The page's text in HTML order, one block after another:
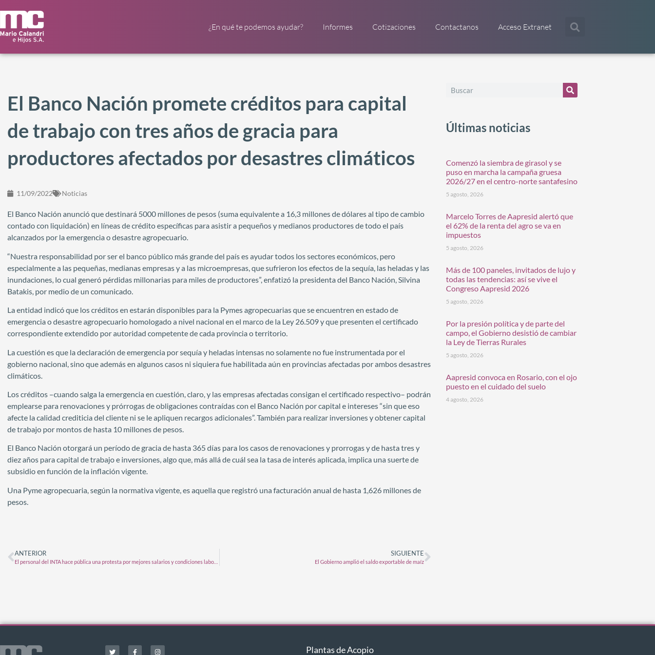
¿En qué te podemos ayudar? Informes Cotizaciones Contactanos Acceso Extranet
El Banco Nación promete créditos para capital
de trabajo con tres años de gracia para
productores afectados por desastres climáticos
11/09/2022 Noticias
El Banco Nación anunció que destinará 5000 millones de pesos (suma equivalente a 16,3 millones de dólares al tipo de cambio
contado con liquidación) en líneas de crédito específicas para asistir a pequeños y medianos productores de todo el país
alcanzados por la emergencia o desastre agropecuario.
“Nuestra responsabilidad por ser el banco público más grande del país es ayudar todos los sectores económicos, pero
especialmente a las pequeñas, medianas empresas y a las microempresas, que sufrieron los efectos de la sequía, las heladas y las
inundaciones, lo cual generó pérdidas millonarias para miles de productores”, enfatizó la presidenta del Banco Nación, Silvina
Batakis, por medio de un comunicado.
La entidad indicó que los créditos en estarán disponibles para la Pymes agropecuarias que se encuentren en estado de
emergencia o desastre agropecuario homologado a nivel nacional en el marco de la Ley 26.509 y que presenten el certificado
correspondiente extendido por autoridad competente de cada provincia o territorio.
La cuestión es que la declaración de emergencia por sequía y heladas intensas no solamente no fue instrumentada por el
gobierno nacional, sino que además en algunos casos ni siquiera fue habilitada aún en provincias afectadas por ambos desastres
climáticos.
Los créditos –cuando salga la emergencia en cuestión, claro, y las empresas afectadas consigan el certificado respectivo– podrán
emplearse para renovaciones y prórrogas de obligaciones contraídas con el Banco Nación por capital e intereses “sin que eso
afecte la calidad crediticia del cliente ni se le apliquen recargos adicionales”. También para realizar inversiones y obtener capital
de trabajo por montos de hasta 10 millones de pesos.
El Banco Nación otorgará un período de gracia de hasta 365 días para los casos de renovaciones y prorrogas y de hasta tres y
diez años para capital de trabajo e inversiones, algo que, más allá de cuál sea la tasa de interés aplicada, implica una suerte de
subsidio en función de la inflación vigente.
Una Pyme agropecuaria, según la normativa vigente, es aquella que registró una facturación anual de hasta 1,626 millones de
pesos.
ANTERIOR SIGUIENTE
El Gobierno amplió el saldo exportable de maíz
Últimas noticias
Comenzó la siembra de girasol y se
puso en marcha la campaña gruesa
2026/27 en el centro-norte santafesino
5 agosto, 2026
Marcelo Torres de Aapresid alertó que
el 62% de la renta del agro se va en
impuestos
5 agosto, 2026
Más de 100 paneles, invitados de lujo y
todas las tendencias: así se vive el
Congreso Aapresid 2026
5 agosto, 2026
Por la presión política y de parte del
campo, el Gobierno desistió de cambiar
la Ley de Tierras Rurales
5 agosto, 2026
Aapresid convoca en Rosario, con el ojo
puesto en el cuidado del suelo
4 agosto, 2026
Plantas de Acopio